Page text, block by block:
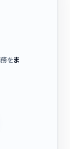
をま